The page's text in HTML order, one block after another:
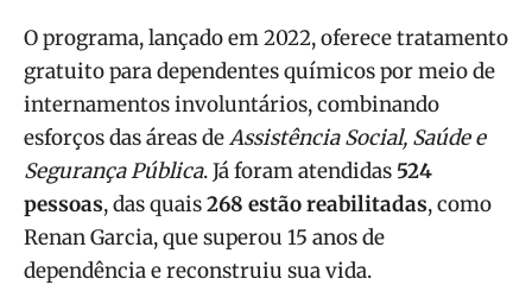
O programa, lançado em 2022, oferece tratamento
gratuito para dependentes químicos por meio de
internamentos involuntários, combinando
esforços das áreas deAssistência Social, Saúde e
Segurança Pública. Já foram atendidas 524
pessoas, das quais268 estão reabilitadas, como
Renan Garcia, que superou 15 anos de
dependência e reconstruiu sua vida.